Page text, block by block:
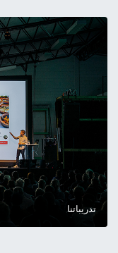
تدريباتنا